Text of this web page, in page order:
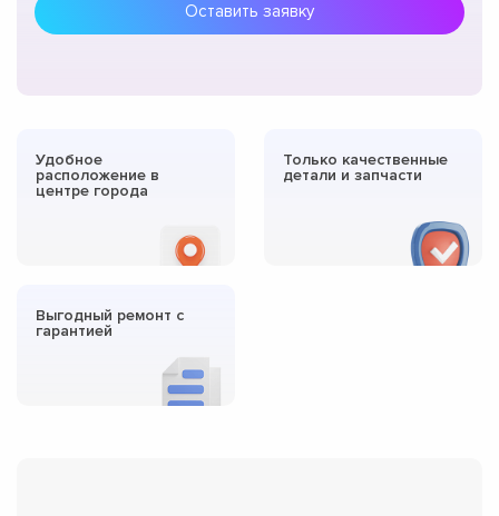
Оставить заявку
Удобное
расположение в
центре города
Только качественные
детали и запчасти
Выгодный ремонт с
гарантией